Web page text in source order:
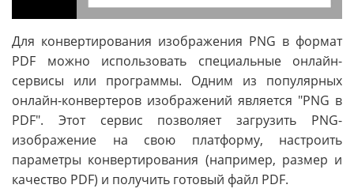
Для конвертирования изображения PNG в формат
PDF можно использовать специальные онлайн-
сервисы или программы. Одним из популярных
онлайн-конвертеров изображений является "PNG в
PDF". Этот сервис позволяет загрузить PNG-
изображение на свою платформу, настроить
параметры конвертирования (например, размер и
качество PDF) и получить готовый файл PDF.